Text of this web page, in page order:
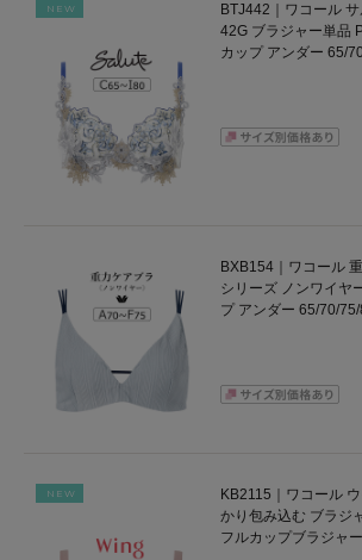
NEW
BTJ442｜ワコール
42G ブラジャー単品
カップ アンダー
BXB154｜ワコール
シリーズ ノンワイヤ
プ アンダー 65/70/
NEW
KB2115｜ワコール
かり包み込む ブラジ
フルカップブラジャー